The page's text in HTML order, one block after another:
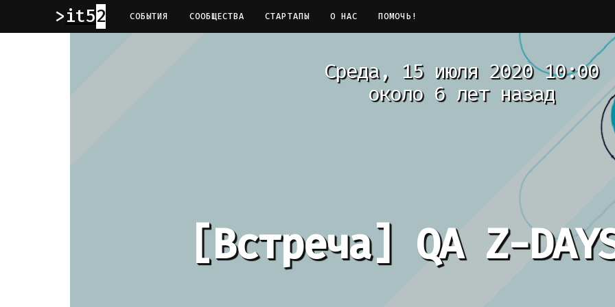
it52 СОБЫТИЯ СООБЩЕСТВА СТАРТАПЫ О НАС ПОМОЧЬ!
Среда, 15 июля 2020 10:00
около 6 лет назад
[Встреча] QA Z-